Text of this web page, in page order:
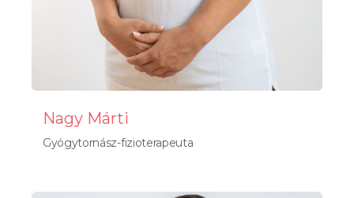
Nagy Márti
Gyógytornász-fizioterapeuta